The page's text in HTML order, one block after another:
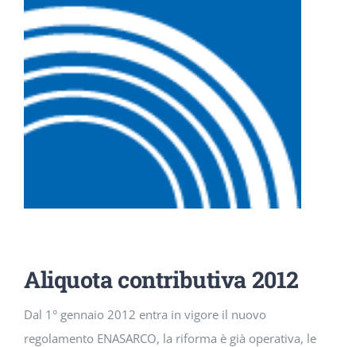
DOWNLOAD
SOSTENIBILITÀ
ACADEMY
Aliquota contributiva 2012
Dal 1° gennaio 2012 entra in vigore il nuovo
regolamento ENASARCO, la riforma è già operativa, le